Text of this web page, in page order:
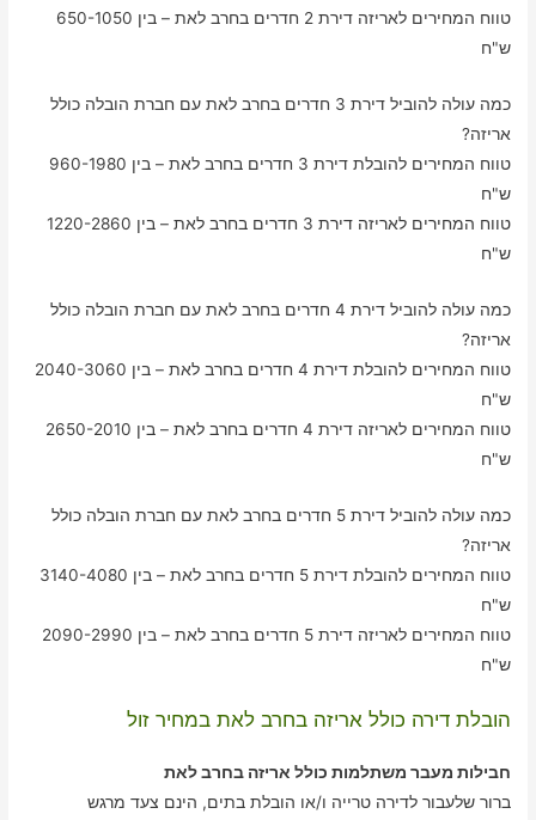
טווח המחירים לאריזה דירת 2 חדרים בחרב לאת – בין 650-1050
ש"ח
כמה עולה להוביל דירת 3 חדרים בחרב לאת עם חברת הובלה כולל
אריזה?
טווח המחירים להובלת דירת 3 חדרים בחרב לאת – בין 960-1980
ש"ח
טווח המחירים לאריזה דירת 3 חדרים בחרב לאת – בין 1220-2860
ש"ח
כמה עולה להוביל דירת 4 חדרים בחרב לאת עם חברת הובלה כולל
אריזה?
טווח המחירים להובלת דירת 4 חדרים בחרב לאת – בין 2040-3060
ש"ח
טווח המחירים לאריזה דירת 4 חדרים בחרב לאת – בין 2650-2010
ש"ח
כמה עולה להוביל דירת 5 חדרים בחרב לאת עם חברת הובלה כולל
אריזה?
טווח המחירים להובלת דירת 5 חדרים בחרב לאת – בין 3140-4080
ש"ח
טווח המחירים לאריזה דירת 5 חדרים בחרב לאת – בין 2090-2990
ש"ח
הובלת דירה כולל אריזה בחרב לאת במחיר זול
חבילות מעבר משתלמות כולל אריזה בחרב לאת
ברור שלעבור לדירה טרייה ו/או הובלת בתים, הינם צעד מרגש